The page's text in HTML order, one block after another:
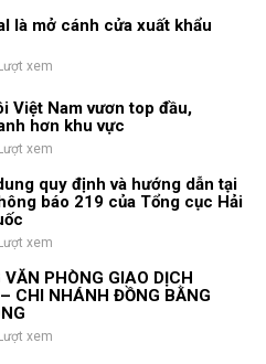
là mở cánh cửa xuất khẩu
xem
Việt Nam vươn top đầu,
hơn khu vực
xem
quy định và hướng dẫn tại
báo 219 của Tổng cục Hải
xem
PHÒNG GIAO DỊCH
CHI NHÁNH ĐỒNG BẰNG
xem